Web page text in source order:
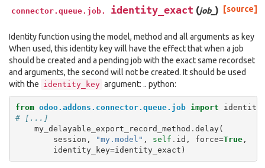
connector.queue.job. identity_exact (job_ ) [source]
Identity function using the model, method and all arguments as key
When used, this identity key will have the effect that when a job
should be created and a pending job with the exact same recordset
and arguments, the second will not be created. It should be used
with the identity_key argument: .. python:
from odoo.addons.connector.queue.job import
# [...]
my_delayable_export_record_method . delay(
session , "my.model" , self . id , force=True,
identity_key=identity_exact )